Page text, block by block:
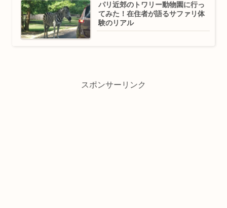
パリ近郊のトワリー動物園に行っ
てみた！在住者が語るサファリ体
験のリアル
スポンサーリンク